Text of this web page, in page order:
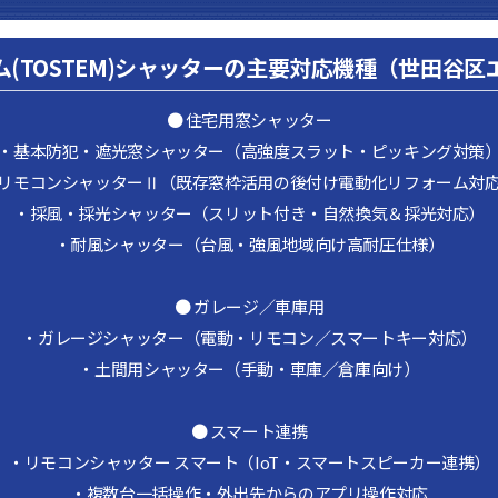
(TOSTEM)シャッターの主要対応機種（世田谷区
● 住宅用窓シャッター
基本防犯・遮光窓シャッター（高強度スラット・ピッキング対策）
モコンシャッターⅡ（既存窓枠活用の後付け電動化リフォーム対応
・採風・採光シャッター（スリット付き・自然換気＆採光対応）
・耐風シャッター（台風・強風地域向け高耐圧仕様）
● ガレージ／車庫用
・ガレージシャッター（電動・リモコン／スマートキー対応）
・土間用シャッター（手動・車庫／倉庫向け）
● スマート連携
・リモコンシャッター スマート（IoT・スマートスピーカー連携）
・複数台一括操作・外出先からのアプリ操作対応